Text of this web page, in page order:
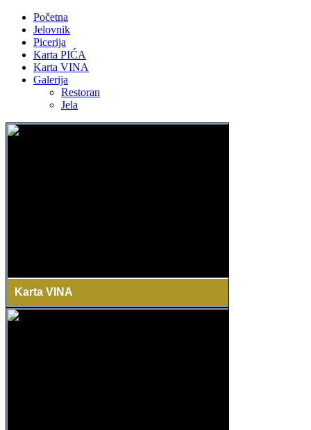
Početna
Jelovnik
Picerija
Karta PIĆA
Karta VINA
Galerija
Restoran
Jela
Karta VINA
U ponudi Vam nudimo najbolja vina.